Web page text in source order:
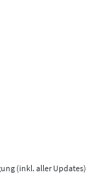
(inkl. aller Updates)